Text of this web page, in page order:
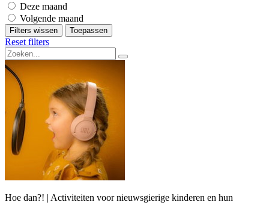
Deze maand
Volgende maand
Filters wissen Toepassen
Reset filters
Hoe dan?! | Activiteiten voor nieuwsgierige kinderen en hun